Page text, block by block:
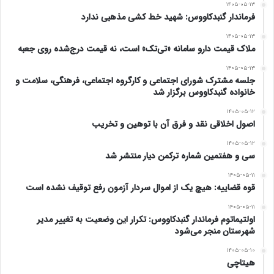
چنین خاطراتی را با اشک روایت می‌کنند. حالا وقتش است که
قصه عوض شود.
پلیس راه با حضور پررنگ‌تر، جریمه‌های سفت‌وسخت‌تر برای
تخلفات و تشویق به استفاده از کلاه ایمنی، می‌تواند قهرمان این
داستان جدید باشد.
راهکارهایی برای فردا
چرا فقط موتور؟ بیایید حمل‌ونقل عمومی را تقویت کنیم،
موتورسواری بسازیم تا انرژی‌شان را آنجا خالی کنند. رسانه‌ها و
شبکه‌های اجتماعی هم باید بلندگو شوند؛ از اینستاگرام تا
تلگرام، همه باید فریاد بزنند: «با ایمنی بران، زنده بمان!»
۱۴۰۵-۰۵-۱۳
فرماندار گنبدکاووس: شهید خط کشی مذهبی ندارد
۱۴۰۵-۰۵-۱۳
ملاک قیمت دارو سامانه «تی‌تک» است، نه قیمت درج‌شده روی جعبه
۱۴۰۵-۰۵-۱۳
جلسه مشترک شورای اجتماعی و کارگروه اجتماعی، فرهنگی، سلامت و
خانواده گنبدکاووس برگزار شد
۱۴۰۵-۰۵-۱۲
اصول اخلاقی نقد و فرق آن با توهین و تخریب
۱۴۰۵-۰۵-۱۲
سی و هفتمین شماره ترکمن دیار منتشر شد
۱۴۰۵-۰۵-۱۱
قوه قضاییه: هیچ یک از اموال سردار آزمون رفع توقیف نشده است
۱۴۰۵-۰۵-۱۱
اولتیماتوم فرماندار گنبدکاووس: تکرار این وضعیت به تغییر مدیر
شهرستان منجر می‌شود
۱۴۰۵-۰۵-۱۰
هیتاچی